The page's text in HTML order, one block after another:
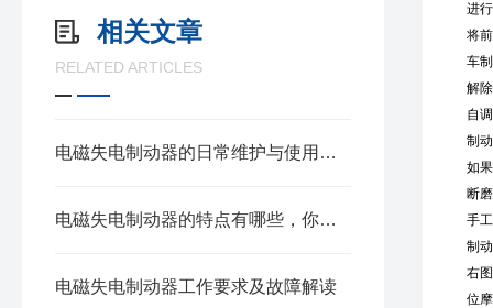
相关文章
RELATED ARTICLES
电磁失电制动器的日常维护与使用方法
电磁失电制动器的特点有哪些，你知道吗？
电磁失电制动器工作要求及故障解读
进
将
车
解
自
制
如
断
手
制
右
位